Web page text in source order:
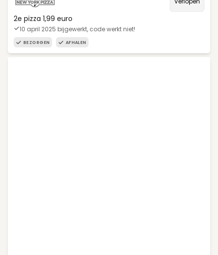
2e pizza 1,99 euro
10 april 2025 bijgewerkt, code werkt niet!
BEZORGEN AFHALEN